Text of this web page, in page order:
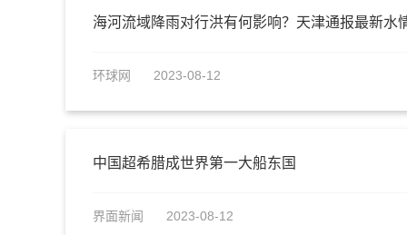
海河流域降雨对行洪有何影响？天津通报最新水
环球网 2023-08-12
中国超希腊成世界第一大船东国
界面新闻 2023-08-12